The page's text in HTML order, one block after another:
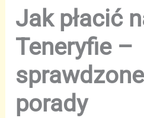
Jak płacić
Teneryfie –
porady